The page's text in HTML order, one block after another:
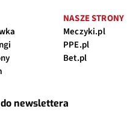
NASZE STRONY
Meczyki.pl
PPE.pl
Bet.pl
do newslettera